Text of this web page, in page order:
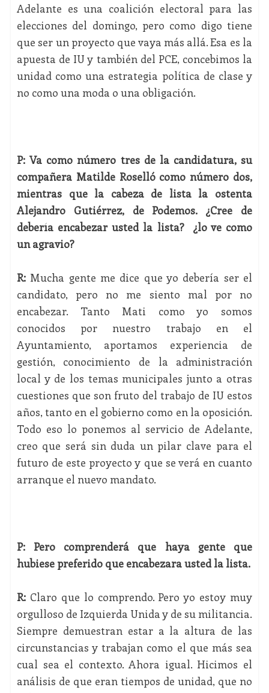
Adelante es una coalición electoral para las
elecciones del domingo, pero como digo tiene
que ser un proyecto que vaya más allá. Esa es la
apuesta de IU y también del PCE, concebimos la
unidad como una estrategia política de clase y
no como una moda o una obligación.
P: Va como número tres de la candidatura, su
compañera Matilde Roselló como número dos,
mientras que la cabeza de lista la ostenta
Alejandro Gutiérrez, de Podemos. ¿Cree de
debería encabezar usted la lista? ¿lo ve como
un agravio?
R:Mucha gente me dice que yo debería ser el
candidato, pero no me siento mal por no
encabezar. Tanto Mati como yo somos
conocidos por nuestro trabajo en el
Ayuntamiento, aportamos experiencia de
gestión, conocimiento de la administración
local y de los temas municipales junto a otras
cuestiones que son fruto del trabajo de IU estos
años, tanto en el gobierno como en la oposición.
Todo eso lo ponemos al servicio de Adelante,
creo que será sin duda un pilar clave para el
futuro de este proyecto y que se verá en cuanto
arranque el nuevo mandato.
P: Pero comprenderá que haya gente que
hubiese preferido que encabezara usted la lista.
R:Claro que lo comprendo. Pero yo estoy muy
orgulloso de Izquierda Unida y de su militancia.
Siempre demuestran estar a la altura de las
circunstancias y trabajan como el que más sea
cual sea el contexto. Ahora igual. Hicimos el
análisis de que eran tiempos de unidad, que no